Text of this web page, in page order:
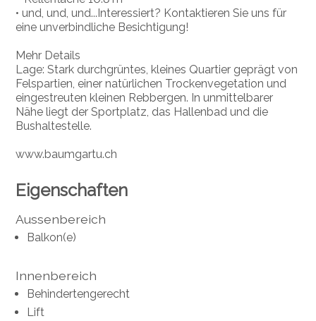
• und, und, und...Interessiert? Kontaktieren Sie uns für
eine unverbindliche Besichtigung!
Mehr Details
Lage: Stark durchgrüntes, kleines Quartier geprägt von
Felspartien, einer natürlichen Trockenvegetation und
eingestreuten kleinen Rebbergen. In unmittelbarer
Nähe liegt der Sportplatz, das Hallenbad und die
Bushaltestelle.
www.baumgartu.ch
Eigenschaften
Aussenbereich
Balkon(e)
Innenbereich
Behindertengerecht
Lift